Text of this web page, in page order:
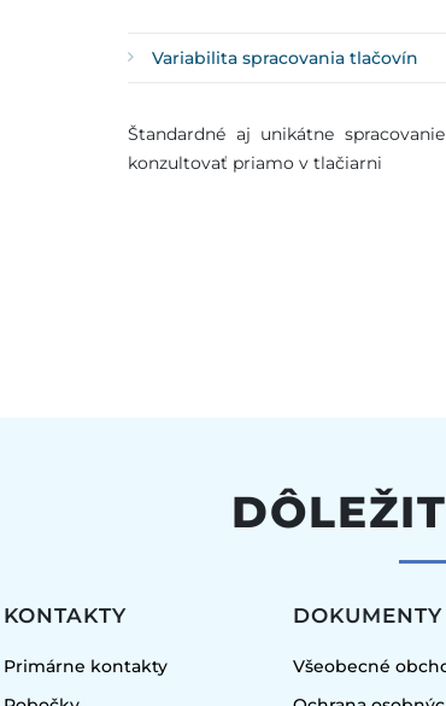
Variabilita spracovania tlačovín
Štandardné aj unikátne
konzultovať priamo v tlačiarni
KONTAKTY
Primárne kontakty
DOKUMENTY
Všeobecné